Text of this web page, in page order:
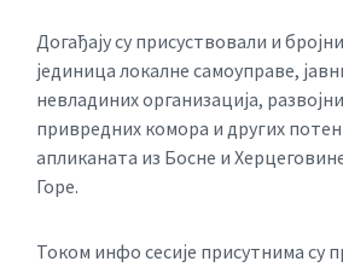
Догађају су присуствовали и
јединица локалне самоуправе,
невладиних организација,
привредних комора и других
апликаната из Босне и
Горе.
Током инфо сесије присутнима су